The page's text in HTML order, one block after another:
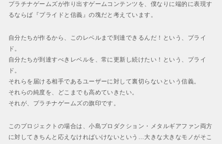
プラチナゲームズが作り出すゲームコンテンツを、僕なりに端的に表現す
るならば『プライドと信義』の塊だと考えています。
自分たちが作るから、このレベルまで到達できるんだ！という、プライ
ド。
自分たちが到達すべきレベルを、常に更新し続けたい！という、プライ
ド。
それらを届ける相手であるユーザーに対して裏切らないという信義。
それらの純度を、どこまでも高めていきたい。
それが、プラチナゲームズの旗印です。
このプロジェクトの場合は、小島プロダクション・メタルギアファン両方
に対してきちんと応えなければいけないという…大きな大きなモノがそこ